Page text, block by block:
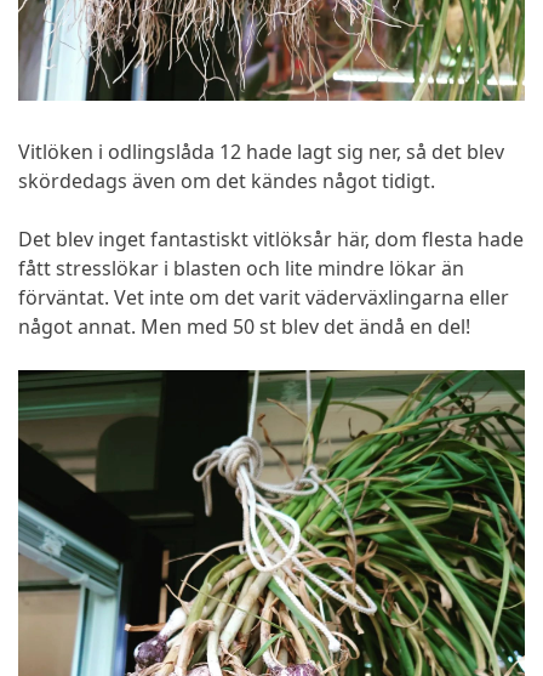
Vitlöken i odlingslåda 12 hade lagt sig ner, så det blev
skördedags även om det kändes något tidigt.
Det blev inget fantastiskt vitlöksår här, dom flesta hade
fått stresslökar i blasten och lite mindre lökar än
förväntat. Vet inte om det varit väderväxlingarna eller
något annat. Men med 50 st blev det ändå en del!